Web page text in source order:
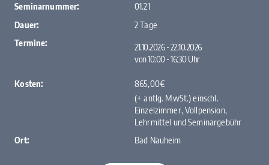
Seminarnummer:
01.21
Dauer:
2 Tage
Termine:
21.10.2026 - 22.10.2026
von 10:00 ‐ 16:30 Uhr
Kosten:
865,00€
(+ antlg. MwSt.) einschl.
Einzelzimmer, Vollpension,
Lehrmittel und ­Seminargebühr
Ort:
Bad Nauheim